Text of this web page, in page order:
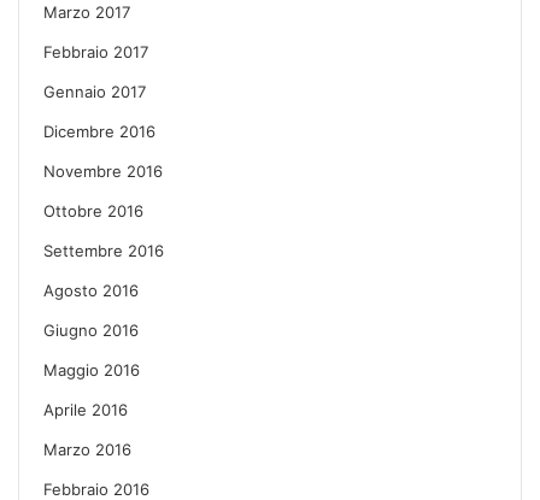
Marzo 2017
Febbraio 2017
Gennaio 2017
Dicembre 2016
Novembre 2016
Ottobre 2016
Settembre 2016
Agosto 2016
Giugno 2016
Maggio 2016
Aprile 2016
Marzo 2016
Febbraio 2016